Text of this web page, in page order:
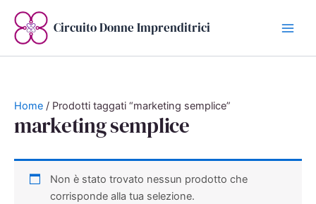
contenuto
Circuito Donne Imprenditrici
Home / Prodotti taggati “marketing semplice”
marketing semplice
Non è stato trovato nessun prodotto che
corrisponde alla tua selezione.